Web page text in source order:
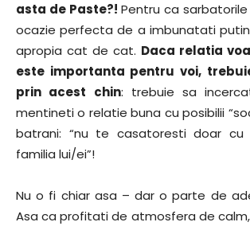
asta de Paste?! Pentru ca
ocazie perfecta de a imbunatati
apropia cat de cat. Daca relatia
este importanta pentru voi,
prin acest chin: trebuie sa
mentineti o relatie buna cu posibilii
batrani: “nu te casatoresti doar
familia lui/ei”!
Nu o fi chiar asa – dar o parte de
Asa ca profitati de atmosfera de calm,